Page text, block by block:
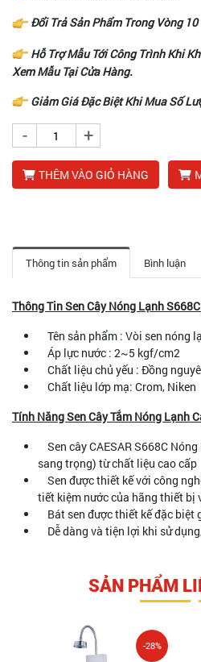
Đổi Trả Sản Phẩm Trong Vòng 10
Hỗ Trợ Mẫu Tới Công Trình Khi
Xem Mẫu Tại Cửa Hàng.
Giảm Giá Đặc Biệt Khi Mua Số
- +
THÊM VÀO GIỎ HÀNG
Thông tin sản phẩm Bình luận
Thông Tin Sen Cây Nóng Lạnh
Tên sản phẩm : Vòi sen nóng
Áp lực nước : 2~5 kgf/cm2
Chất liệu chủ yếu : Đồng
Chất liệu lớp mạ: Crom, Niken
Tính Năng Sen Cây Tắm Nóng Lạnh
Sen cây CAESAR S668C
sang trọng) từ chất liệu cao cấp
Sen được thiết kế với công
tiết kiệm nước của hãng thiết bị
Bát sen được thiết kế đặc biệt
Dễ dàng và tiện lợi khi sử
SẢN PHẨM
-28%